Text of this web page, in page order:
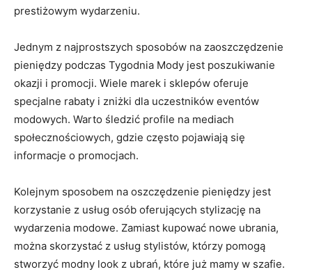
prestiżowym wydarzeniu.
Jednym z najprostszych sposobów na zaoszczędzenie
pieniędzy podczas Tygodnia⁢ Mody jest ⁣poszukiwanie
okazji i promocji. Wiele marek i sklepów oferuje
specjalne‍ rabaty i zniżki dla uczestników eventów
modowych. Warto śledzić profile na mediach
społecznościowych, gdzie często pojawiają ⁤się
informacje o promocjach.
Kolejnym sposobem na⁤ oszczędzenie pieniędzy jest
korzystanie⁤ z usług osób oferujących stylizację na
wydarzenia modowe. ​Zamiast kupować ‍nowe ubrania,
można skorzystać‌ z usług stylistów, którzy pomogą
stworzyć modny look z ubrań, które już mamy w szafie.